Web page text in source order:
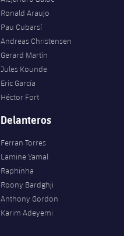
Ronald Araujo
Pau Cubarsí
Andreas Christensen
Gerard Martín
Jules Kounde
Eric García
Héctor Fort
Delanteros
Ferran Torres
Lamine Yamal
Raphinha
Roony Bardghji
Anthony Gordon
Karim Adeyemi